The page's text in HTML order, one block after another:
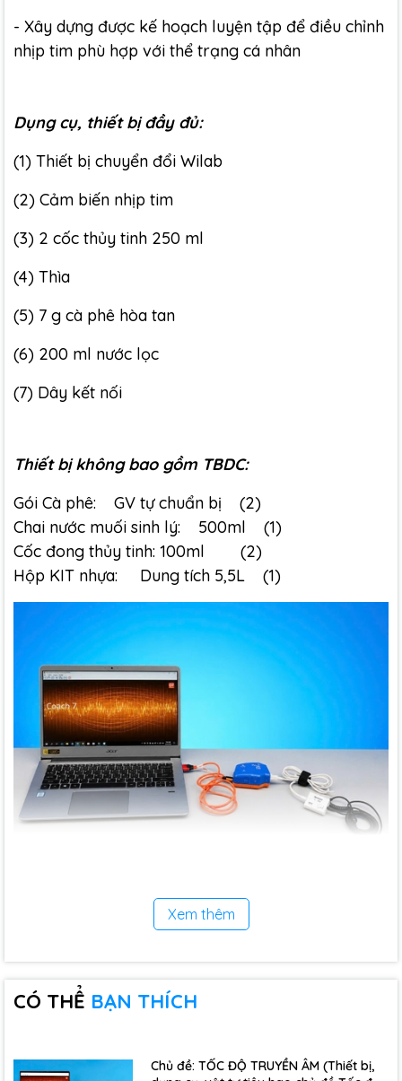
- Xây dựng được kế hoạch luyện tập để điều chỉnh
nhịp tim phù hợp với thể trạng cá nhân
Dụng cụ, thiết bị đầy đủ:
(1) Thiết bị chuyển đổi Wilab
(2) Cảm biến nhịp tim
(3) 2 cốc thủy tinh 250 ml
(4) Thìa
(5) 7 g cà phê hòa tan
(6) 200 ml nước lọc
(7) Dây kết nối
Thiết bị không bao gồm TBDC:
Gói Cà phê: GV tự chuẩn bị (2)
Chai nước muối sinh lý: 500ml (1)
Cốc đong thủy tinh: 100ml (2)
Hộp KIT nhựa: Dung tích 5,5L (1)
Xem thêm
CÓ THỂ BẠN THÍCH
Chủ đề: TỐC ĐỘ TRUYỀN ÂM (Thiết bị,